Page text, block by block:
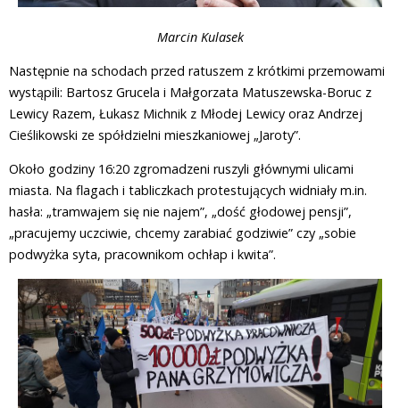
Marcin Kulasek
Następnie na schodach przed ratuszem z krótkimi przemowami
wystąpili: Bartosz Grucela i Małgorzata Matuszewska-Boruc z
Lewicy Razem, Łukasz Michnik z Młodej Lewicy oraz Andrzej
Cieślikowski ze spółdzielni mieszkaniowej „Jaroty”.
Około godziny 16:20 zgromadzeni ruszyli głównymi ulicami
miasta. Na flagach i tabliczkach protestujących widniały m.in.
hasła: „tramwajem się nie najem”, „dość głodowej pensji”,
„pracujemy uczciwie, chcemy zarabiać godziwie” czy „sobie
podwyżka syta, pracownikom ochłap i kwita”.